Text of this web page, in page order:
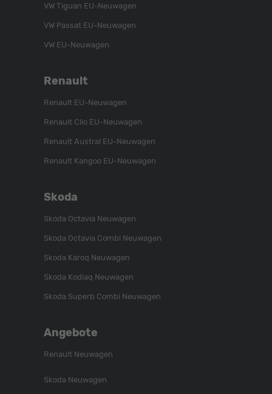
VW Tiguan EU-Neuwagen
VW Passat EU-Neuwagen
VW EU-Neuwagen
Renault
Renault EU-Neuwagen
Renault Clio EU-Neuwagen
Renault Austral EU-Neuwagen
Renault Kangoo EU-Neuwagen
Skoda
Skoda Octavia Neuwagen
Skoda Octavia Combi Neuwagen
Skoda Karoq Neuwagen
Skoda Kodiaq Neuwagen
Skoda Superb Combi Neuwagen
Angebote
Renault Neuwagen
Skoda Neuwagen